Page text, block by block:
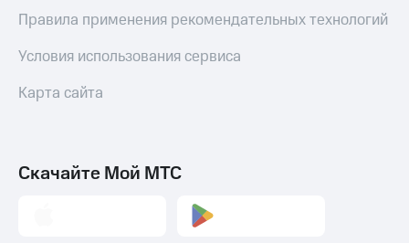
Правила применения рекомендательных технологий
Условия использования сервиса
Карта сайта
Скачайте Мой МТС